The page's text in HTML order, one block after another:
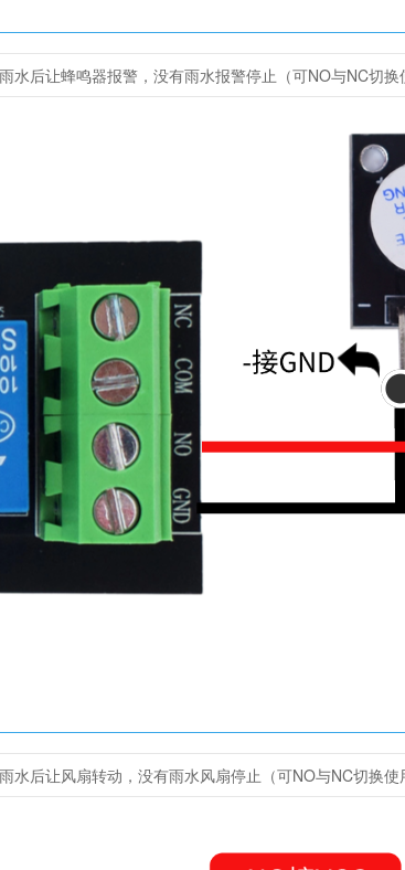
水后让蜂鸣器报警，没有雨水报警停止（可NO与NC切换
水后让风扇转动，没有雨水风扇停止（可NO与NC切换使